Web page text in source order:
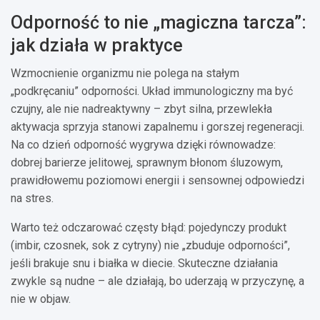
Odporność to nie „magiczna tarcza”:
jak działa w praktyce
Wzmocnienie organizmu nie polega na stałym
„podkręcaniu” odporności. Układ immunologiczny ma być
czujny, ale nie nadreaktywny – zbyt silna, przewlekła
aktywacja sprzyja stanowi zapalnemu i gorszej regeneracji.
Na co dzień odporność wygrywa dzięki równowadze:
dobrej barierze jelitowej, sprawnym błonom śluzowym,
prawidłowemu poziomowi energii i sensownej odpowiedzi
na stres.
Warto też odczarować częsty błąd: pojedynczy produkt
(imbir, czosnek, sok z cytryny) nie „zbuduje odporności”,
jeśli brakuje snu i białka w diecie. Skuteczne działania
zwykle są nudne – ale działają, bo uderzają w przyczynę, a
nie w objaw.